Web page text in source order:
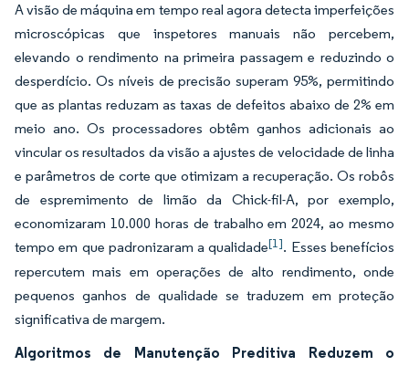
A visão de máquina em tempo real agora detecta imperfeições
microscópicas que inspetores manuais não percebem,
elevando o rendimento na primeira passagem e reduzindo o
desperdício. Os níveis de precisão superam 95%, permitindo
que as plantas reduzam as taxas de defeitos abaixo de 2% em
meio ano. Os processadores obtêm ganhos adicionais ao
vincular os resultados da visão a ajustes de velocidade de linha
e parâmetros de corte que otimizam a recuperação. Os robôs
de espremimento de limão da Chick-fil-A, por exemplo,
economizaram 10.000 horas de trabalho em 2024, ao mesmo
tempo em que padronizaram a qualidade[1]. Esses benefícios
repercutem mais em operações de alto rendimento, onde
pequenos ganhos de qualidade se traduzem em proteção
significativa de margem.
Algoritmos de Manutenção Preditiva Reduzem o